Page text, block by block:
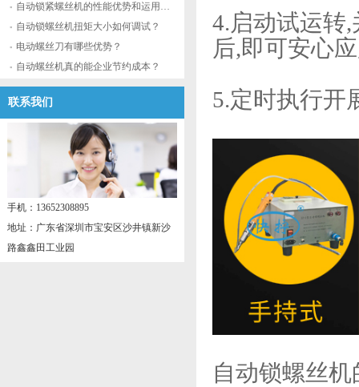
自动锁紧螺丝机的性能优势和运用流程
自动锁螺丝机扭矩大小如何调试？
电动螺丝刀有哪些优势？
自动螺丝机真的能企业节约成本？
联系我们
手机：13652308895
地址：广东省深圳市宝安区沙井镇新沙
路鑫鑫田工业园
4.启动试运转
后,即可安心
5.定时执行开
自动锁螺丝